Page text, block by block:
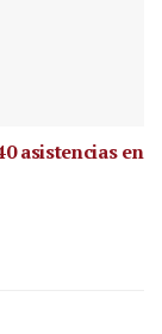
asistencias en